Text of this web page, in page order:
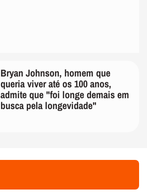
Bryan Johnson, homem que
queria viver até os 100 anos,
admite que "foi longe demais em
busca pela longevidade"